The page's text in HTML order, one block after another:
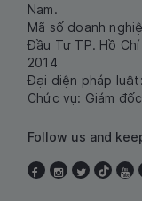
Nam.
Mã số doanh
Đầu Tư TP. Hồ
2014
Đại diện pháp
Chức vụ: Giám
Follow us and